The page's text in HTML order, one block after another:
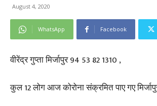
August 4, 2020
WhatsApp Facebook
वीरेंद्र गुप्ता मिर्जापुर 94 53 82 1310 ,
कुल 12 लोग आज कोरोना संक्रमित पाए गए